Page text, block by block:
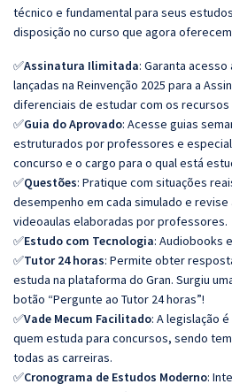
técnico e fundamental para seus
disposição no curso que agora
✅Assinatura Ilimitada: Garanta
lançadas na Reinvenção 2025 para a
diferenciais de estudar com os recursos
✅Guia do Aprovado: Acesse guias
estruturados por professores e
concurso e o cargo para o qual está
✅Questões: Pratique com situações
desempenho em cada simulado e
videoaulas elaboradas por professores.
✅Estudo com Tecnologia: Audiobooks
✅Tutor 24 horas: Permite obter
estuda na plataforma do Gran. Surgiu
botão “Pergunte ao Tutor 24 horas”!
✅Vade Mecum Facilitado: A legislação
quem estuda para concursos, sendo
todas as carreiras.
✅Cronograma de Estudos Moderno: